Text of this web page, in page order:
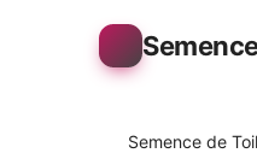
Semence de